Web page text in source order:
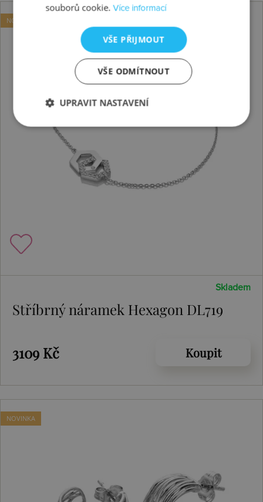
NOVINKA
Skladem
Stříbrný náramek Hexagon DL719
3109 Kč Koupit
NOVINKA
souborů cookie.Více informací
VŠE PŘIJMOUT
VŠE ODMÍTNOUT
UPRAVIT NASTAVENÍ